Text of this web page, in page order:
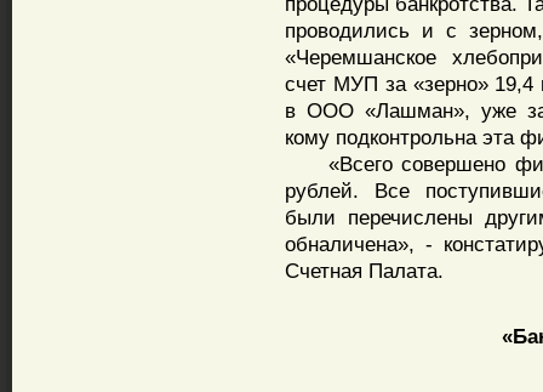
проводились и с
«Черемшанское
счет МУП за «зерно» 19,4
в ООО «Лашман», уже за
кому подконтрольна эта
«Всего совершено
рублей. Все
были перечислены
обналичена», -
Счетная Палата.